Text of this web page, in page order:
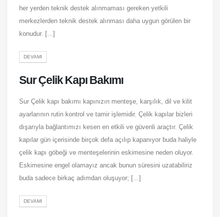
her yerden teknik destek alınmaması gereken yetkili
merkezlerden teknik destek alınması daha uygun görülen bir
konudur. [...]
DEVAMI
Sur Çelik Kapı Bakımı
Sur Çelik kapı bakımı kapınızın menteşe, karşılık, dil ve kilit
ayarlarının rutin kontrol ve tamir işlemidir. Çelik kapılar bizleri
dışarıyla bağlantımızı kesen en etkili ve güvenli araçtır. Çelik
kapılar gün içerisinde birçok defa açılıp kapanıyor buda haliyle
çelik kapı göbeği ve menteşelerinin eskimesine neden oluyor.
Eskimesine engel olamayız ancak bunun süresini uzatabiliriz
buda sadece birkaç adımdan oluşuyor; [...]
DEVAMI